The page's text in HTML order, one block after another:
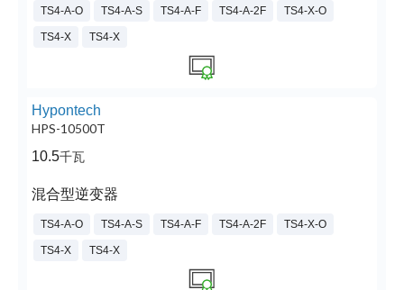
TS4-A-O TS4-A-S TS4-A-F TS4-A-2F TS4-X-O
TS4-X TS4-X
Hypontech
HPS-10500T
10.5千瓦
混合型逆变器
TS4-A-O TS4-A-S TS4-A-F TS4-A-2F TS4-X-O
TS4-X TS4-X